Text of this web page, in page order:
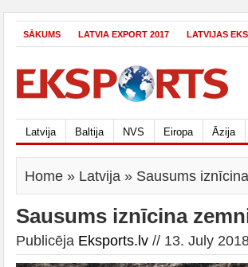
SĀKUMS LATVIA EXPORT 2017 LATVIJAS
Latvija Baltija NVS Eiropa Āzija
Home » Latvija » Sausums
Sausums iznīcina
Publicēja Eksports.lv // 13. July